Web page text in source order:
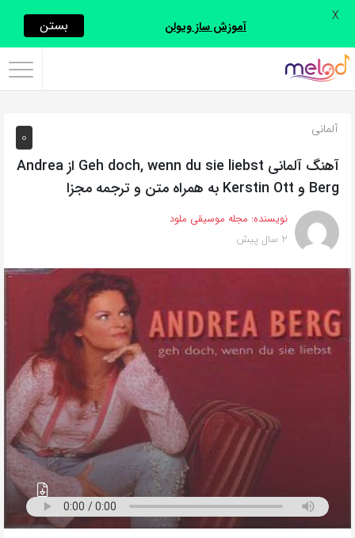
اشتراک
با
روش‌های
زیر
این
صفحه
را
دوستان
خود
به
0 آلمانی
آهنگ آلمانی Geh doch, wenn du sie liebst از Andrea
Berg و Kerstin Ott به همراه متن و ترجمه مجزا
نویسنده: مجله موسیقی ملود
2 سال پیش
آموزش ساز ویولن بستن X